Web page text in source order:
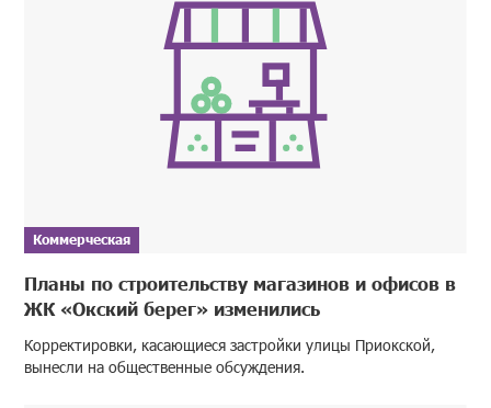
Коммерческая
Планы по строительству магазинов и офисов в
ЖК «Окский берег» изменились
Корректировки, касающиеся застройки улицы Приокской,
вынесли на общественные обсуждения.